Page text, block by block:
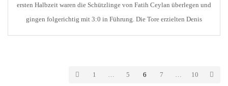
ersten Halbzeit waren die Schützlinge von Fatih Ceylan überlegen und
gingen folgerichtig mit 3:0 in Führung. Die Tore erzielten Denis
1 5 6 7 10